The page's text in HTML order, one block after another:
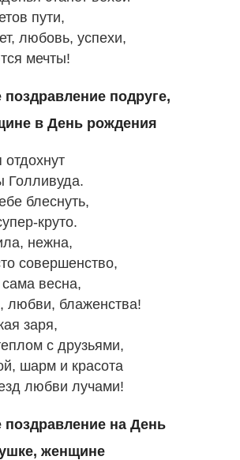
пути,
любовь, успехи,
мечты!
подруге,
в День рождения
отдохнут
Голливуда.
блеснуть,
круто.
нежна,
совершенство,
весна,
любви, блаженства!
заря,
с друзьями,
шарм и красота
любви лучами!
на День
женщине